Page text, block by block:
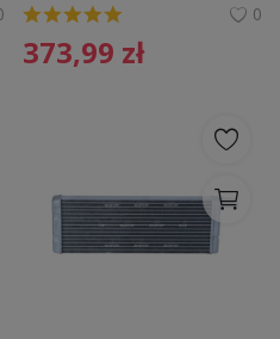
0
373,99 zł